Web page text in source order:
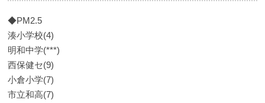
◆PM2.5
湊小学校(4)
明和中学(***)
西保健セ(9)
小倉小学(7)
市立和高(7)